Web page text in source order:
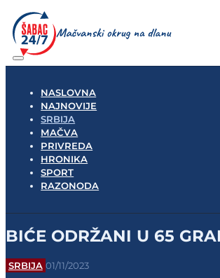
NASLOVNA
NAJNOVIJE
SRBIJA
MAČVA
PRIVREDA
HRONIKA
SPORT
RAZONODA
BIĆE ODRŽANI U 65
SRBIJA 01/11/2023